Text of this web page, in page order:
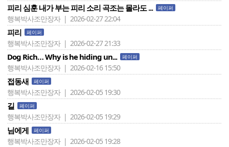
피리 심훈 내가 부는 피리 소리 곡조는 몰라도 ... 페이퍼
행복박사조만장자 | 2026-02-27 22:04
피리 페이퍼
행복박사조만장자 | 2026-02-27 21:33
Dog Rich… Why is he hiding un... 페이퍼
행복박사조만장자 | 2026-02-16 15:50
접동새 페이퍼
행복박사조만장자 | 2026-02-05 19:30
길 페이퍼
행복박사조만장자 | 2026-02-05 19:29
님에게 페이퍼
행복박사조만장자 | 2026-02-05 19:28